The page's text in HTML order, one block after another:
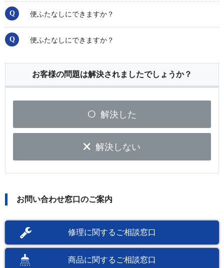
便ふたなしにできますか？
便ふたなしにできますか？
お客様の問題は解決されましたでしょうか？
解決した
解決しない
お問い合わせ窓口のご案内
修理に関するご相談窓口
商品に関するご相談窓口